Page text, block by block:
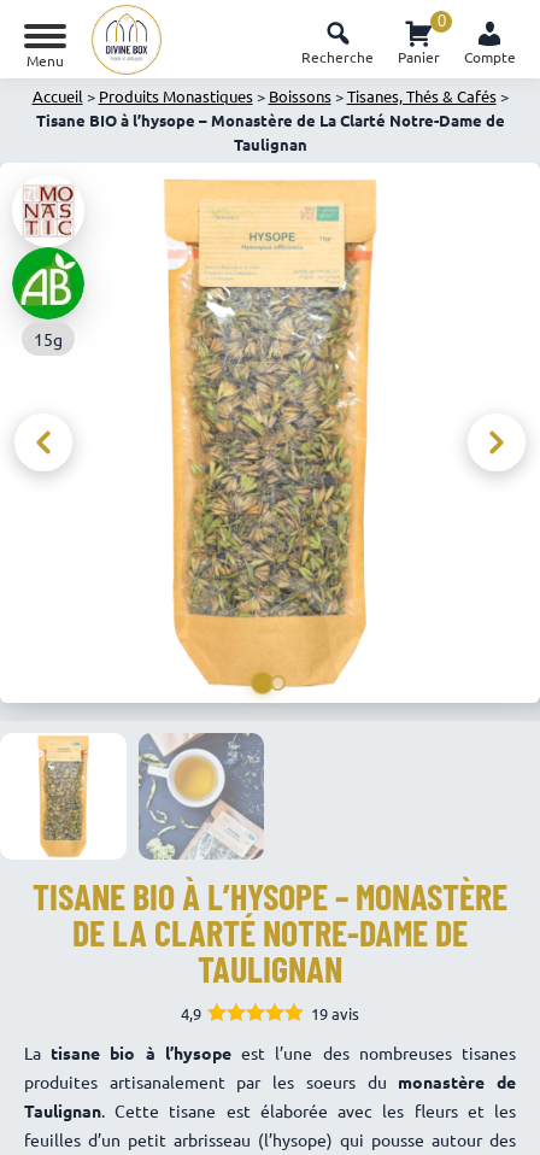
Menu Recherche Panier
0
Compte
Accueil > Produits Monastiques> Boissons>Tisanes, Thés & Cafés>
Tisane BIO à l’hysope – Monastère de La Clarté Notre-Dame de
Taulignan
15g
TISANE BIO À L’HYSOPE – MONASTÈRE
DE LA CLARTÉ NOTRE-DAME DE
TAULIGNAN
4,9
sur 5
19 avis
La tisane bio à l’hysopeest l’une des nombreuses tisanes
produites artisanalement par les soeurs du monastère de
Taulignan . Cette tisane est élaborée avec les fleurs et les
feuilles d’un petit arbrisseau (l’hysope) qui pousse autour des